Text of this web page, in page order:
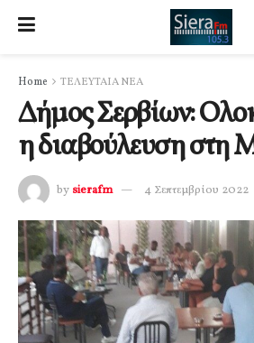
Home ΤΕΛΕΥΤΑΙΑ ΝΕΑ
Δήμος Σερβίων:
η διαβούλευση στη
by sierafm 4 Σεπτεμβρίου 2022